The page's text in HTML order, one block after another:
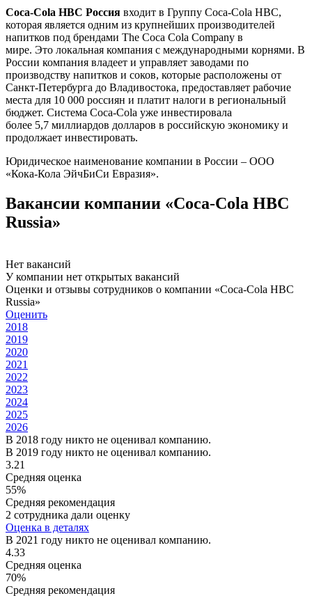
Coca‑Cola HBC Россия входит в Группу Coca‑Cola HBC,
которая является одним из крупнейших производителей
напитков под брендами The Coca Cola Company в
мире. Это локальная компания с международными корнями. В
России компания владеет и управляет заводами по
производству напитков и соков, которые расположены от
Санкт-Петербурга до Владивостока, предоставляет рабочие
места для 10 000 россиян и платит налоги в региональный
бюджет. Система Coca‑Cola уже инвестировала
более 5,7 миллиардов долларов в российскую экономику и
продолжает инвестировать.
Юридическое наименование компании в России – ООО
«Кока-Кола ЭйчБиСи Евразия».
Вакансии компании «Coca-Cola HBC
Russia»
Нет вакансий
У компании нет открытых вакансий
Оценки и отзывы сотрудников о компании «Coca-Cola HBC
Russia»
Оценить
2018
2019
2020
2021
2022
2023
2024
2025
2026
В 2018 году никто не оценивал компанию.
В 2019 году никто не оценивал компанию.
3.21
Средняя оценка
55%
Средняя рекомендация
2 сотрудника дали оценку
Оценка в деталях
В 2021 году никто не оценивал компанию.
4.33
Средняя оценка
70%
Средняя рекомендация